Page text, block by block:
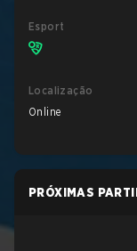
Esport
Localização
Online
PRÓXIMAS